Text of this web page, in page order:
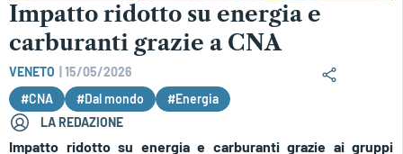
Impatto ridotto su energia e
carburanti grazie a CNA
VENETO
15/05/2026
#CNA
#Dal mondo
#Energia
LA REDAZIONE
Impatto ridotto su energia e carburanti grazie ai gruppi